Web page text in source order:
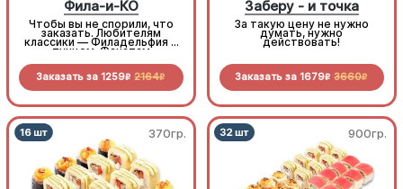
Фила-и-КО
Чтобы вы не спорили, что
заказать. Любителям
классики — Филадельфия с
тунцом. Фанатам
темпура с королевским
окунем и курочкой.
как попкорн, а насыщают
как полноценное блюдо.
Такая компания понравится
Заказать за 1259R 2164R
Заберу - и точка
За такую цену не нужно
думать, нужно
действовать!
Заказать за 1679R 3660R
370гр. 900гр.